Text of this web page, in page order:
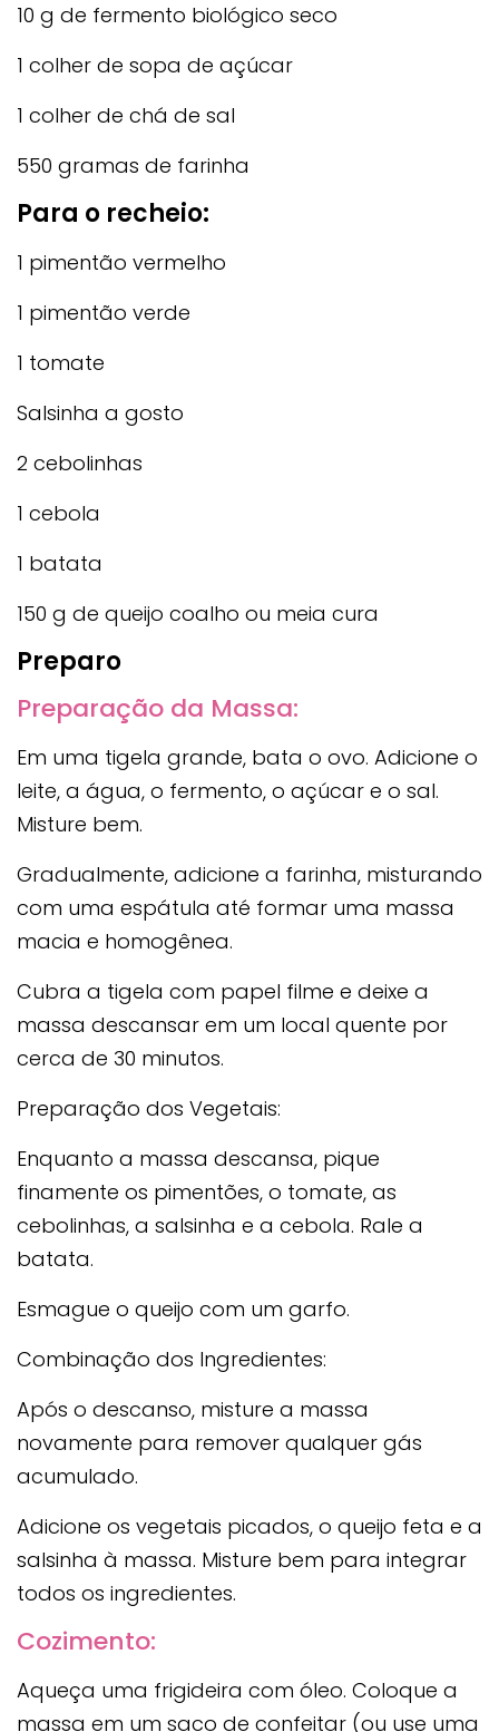
10 g de fermento biológico seco
1 colher de sopa de açúcar
1 colher de chá de sal
550 gramas de farinha
Para o recheio:
1 pimentão vermelho
1 pimentão verde
1 tomate
Salsinha a gosto
2 cebolinhas
1 cebola
1 batata
150 g de queijo coalho ou meia cura
Preparo
Preparação da Massa:
Em uma tigela grande, bata o ovo. Adicione o
leite, a água, o fermento, o açúcar e o sal.
Misture bem.
Gradualmente, adicione a farinha, misturando
com uma espátula até formar uma massa
macia e homogênea.
Cubra a tigela com papel filme e deixe a
massa descansar em um local quente por
cerca de 30 minutos.
Preparação dos Vegetais:
Enquanto a massa descansa, pique
finamente os pimentões, o tomate, as
cebolinhas, a salsinha e a cebola. Rale a
batata.
Esmague o queijo com um garfo.
Combinação dos Ingredientes:
Após o descanso, misture a massa
novamente para remover qualquer gás
acumulado.
Adicione os vegetais picados, o queijo feta e a
salsinha à massa. Misture bem para integrar
todos os ingredientes.
Cozimento:
Aqueça uma frigideira com óleo. Coloque a
massa em um saco de confeitar (ou use uma